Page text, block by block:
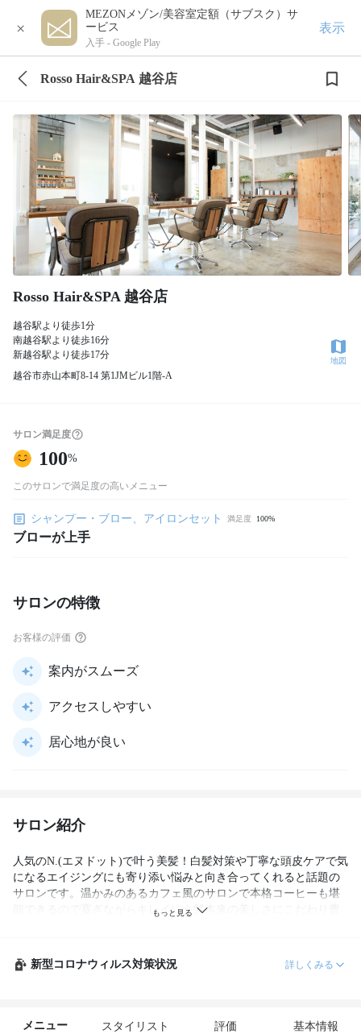
×
MEZONメゾン/美容室定額（サブスク）サ
ービス
入手 - Google Play
表示
Rosso Hair&SPA 越谷店
Rosso Hair&SPA 越谷店
越谷駅より徒歩1分
南越谷駅より徒歩16分
新越谷駅より徒歩17分
越谷市赤山本町8-14 第1JMビル1階-A
地図
サロン満足度
100%
このサロンで満足度の高いメニュー
シャンプー・ブロー、アイロンセット 満足度 100%
ブローが上手
サロンの特徴
お客様の評価
案内がスムーズ
アクセスしやすい
居心地が良い
サロン紹介
人気のN.(エヌドット)で叶う美髪！白髪対策や丁寧な頭皮ケアで気
になるエイジングにも寄り添い悩みと向き合ってくれると話題の
サロンです。温かみのあるカフェ風のサロンで本格コーヒーも堪
能できるので寛ぎながらキレイに☆髪本来の美しさにこだわり豊
新型コロナウィルス対策状況
詳しくみる
メニュー スタイリスト 評価 基本情報